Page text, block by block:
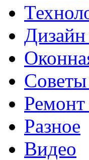
Дизайн
Советы
Разное
Видео